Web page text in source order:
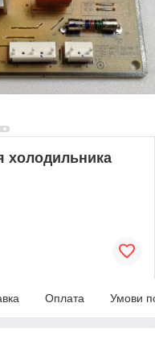
холодильника
Оплата Умови